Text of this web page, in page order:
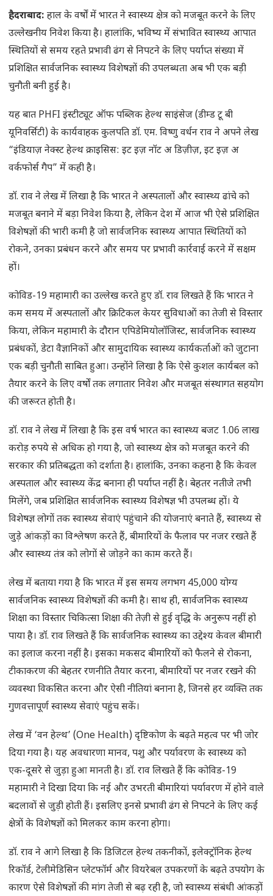
हैदराबाद: हाल के वर्षों में भारत ने स्वास्थ्य क्षेत्र को मजबूत करने के लिए
उल्लेखनीय निवेश किया है। हालांकि, भविष्य में संभावित स्वास्थ्य आपात
स्थितियों से समय रहते प्रभावी ढंग से निपटने के लिए पर्याप्त संख्या में
प्रशिक्षित सार्वजनिक स्वास्थ्य विशेषज्ञों की उपलब्धता अब भी एक बड़ी
चुनौती बनी हुई है।
यह बात PHFI इंस्टीट्यूट ऑफ पब्लिक हेल्थ साइंसेज (डीम्ड टू बी
यूनिवर्सिटी) के कार्यवाहक कुलपति डॉ. एम. विष्णु वर्धन राव ने अपने लेख
“इंडियाज़ नेक्स्ट हेल्थ क्राइसिस: इट इज़ नॉट अ डिज़ीज़, इट इज़ अ
वर्कफोर्स गैप” में कही है।
डॉ. राव ने लेख में लिखा है कि भारत ने अस्पतालों और स्वास्थ्य ढांचे को
मजबूत बनाने में बड़ा निवेश किया है, लेकिन देश में आज भी ऐसे प्रशिक्षित
विशेषज्ञों की भारी कमी है जो सार्वजनिक स्वास्थ्य आपात स्थितियों को
रोकने, उनका प्रबंधन करने और समय पर प्रभावी कार्रवाई करने में सक्षम
हों।
कोविड-19 महामारी का उल्लेख करते हुए डॉ. राव लिखते हैं कि भारत ने
कम समय में अस्पतालों और क्रिटिकल केयर सुविधाओं का तेजी से विस्तार
किया, लेकिन महामारी के दौरान एपिडेमियोलॉजिस्ट, सार्वजनिक स्वास्थ्य
प्रबंधकों, डेटा वैज्ञानिकों और सामुदायिक स्वास्थ्य कार्यकर्ताओं को जुटाना
एक बड़ी चुनौती साबित हुआ। उन्होंने लिखा है कि ऐसे कुशल कार्यबल को
तैयार करने के लिए वर्षों तक लगातार निवेश और मजबूत संस्थागत सहयोग
की जरूरत होती है।
डॉ. राव ने लेख में लिखा है कि इस वर्ष भारत का स्वास्थ्य बजट 1.06 लाख
करोड़ रुपये से अधिक हो गया है, जो स्वास्थ्य क्षेत्र को मजबूत करने की
सरकार की प्रतिबद्धता को दर्शाता है। हालांकि, उनका कहना है कि केवल
अस्पताल और स्वास्थ्य केंद्र बनाना ही पर्याप्त नहीं है। बेहतर नतीजे तभी
मिलेंगे, जब प्रशिक्षित सार्वजनिक स्वास्थ्य विशेषज्ञ भी उपलब्ध हों। ये
विशेषज्ञ लोगों तक स्वास्थ्य सेवाएं पहुंचाने की योजनाएं बनाते हैं, स्वास्थ्य से
जुड़े आंकड़ों का विश्लेषण करते हैं, बीमारियों के फैलाव पर नजर रखते हैं
और स्वास्थ्य तंत्र को लोगों से जोड़ने का काम करते हैं।
लेख में बताया गया है कि भारत में इस समय लगभग 45,000 योग्य
सार्वजनिक स्वास्थ्य विशेषज्ञों की कमी है। साथ ही, सार्वजनिक स्वास्थ्य
शिक्षा का विस्तार चिकित्सा शिक्षा की तेज़ी से हुई वृद्धि के अनुरूप नहीं हो
पाया है। डॉ. राव लिखते हैं कि सार्वजनिक स्वास्थ्य का उद्देश्य केवल बीमारी
का इलाज करना नहीं है। इसका मकसद बीमारियों को फैलने से रोकना,
टीकाकरण की बेहतर रणनीति तैयार करना, बीमारियों पर नजर रखने की
व्यवस्था विकसित करना और ऐसी नीतियां बनाना है, जिनसे हर व्यक्ति तक
गुणवत्तापूर्ण स्वास्थ्य सेवाएं पहुंच सकें।
लेख में ‘वन हेल्थ’ (One Health) दृष्टिकोण के बढ़ते महत्व पर भी जोर
दिया गया है। यह अवधारणा मानव, पशु और पर्यावरण के स्वास्थ्य को
एक-दूसरे से जुड़ा हुआ मानती है। डॉ. राव लिखते हैं कि कोविड-19
महामारी ने दिखा दिया कि नई और उभरती बीमारियां पर्यावरण में होने वाले
बदलावों से जुड़ी होती हैं। इसलिए इनसे प्रभावी ढंग से निपटने के लिए कई
क्षेत्रों के विशेषज्ञों को मिलकर काम करना होगा।
डॉ. राव ने आगे लिखा है कि डिजिटल हेल्थ तकनीकों, इलेक्ट्रॉनिक हेल्थ
रिकॉर्ड, टेलीमेडिसिन प्लेटफॉर्म और वियरेबल उपकरणों के बढ़ते उपयोग के
कारण ऐसे विशेषज्ञों की मांग तेजी से बढ़ रही है, जो स्वास्थ्य संबंधी आंकड़ों